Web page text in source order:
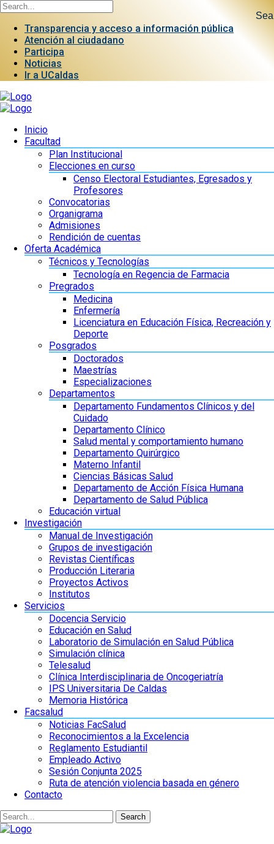
Transparencia y acceso a información pública
Atención al ciudadano
Participa
Noticias
Ir a UCaldas
Inicio
Facultad
Plan Institucional
Elecciones en curso
Censo Electoral Estudiantes, Egresados y
Profesores
Convocatorias
Organigrama
Admisiones
Rendición de cuentas
Oferta Académica
Técnicos y Tecnologías
Tecnología en Regencia de Farmacia
Pregrados
Medicina
Enfermería
Licenciatura en Educación Física, Recreación y
Deporte
Posgrados
Doctorados
Maestrías
Especializaciones
Departamentos
Departamento Fundamentos Clínicos y del
Cuidado
Departamento Clínico
Salud mental y comportamiento humano
Departamento Quirúrgico
Materno Infantil
Ciencias Básicas Salud
Departamento de Acción Física Humana
Departamento de Salud Pública
Educación virtual
Investigación
Manual de Investigación
Grupos de investigación
Revistas Científicas
Producción Literaria
Proyectos Activos
Institutos
Servicios
Docencia Servicio
Educación en Salud
Laboratorio de Simulación en Salud Pública
Simulación clínica
Telesalud
Clínica Interdisciplinaria de Oncogeriatría
IPS Universitaria De Caldas
Memoria Histórica
Facsalud
Noticias FacSalud
Reconocimientos a la Excelencia
Reglamento Estudiantil
Empleado Activo
Sesión Conjunta 2025
Ruta de atención violencia basada en género
Contacto
Search